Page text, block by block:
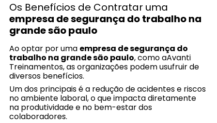
Os Benefícios de Contratar uma
empresa de segurança do trabalho na
grande são paulo
Ao optar por uma empresa de segurança do
trabalho na grande são paulo, como aAvanti
Treinamentos, as organizações podem usufruir de
diversos benefícios.
Um dos principais é a redução de acidentes e riscos
no ambiente laboral, o que impacta diretamente
na produtividade e no bem-estar dos
colaboradores.